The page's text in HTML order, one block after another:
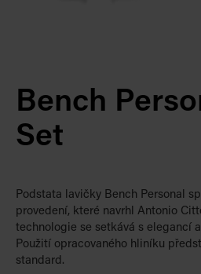
Bench
Set
Podstata lavičky Bench Personal
provedení, které navrhl Antonio
technologie se setkává s elegancí
Použití opracovaného hliníku
standard.